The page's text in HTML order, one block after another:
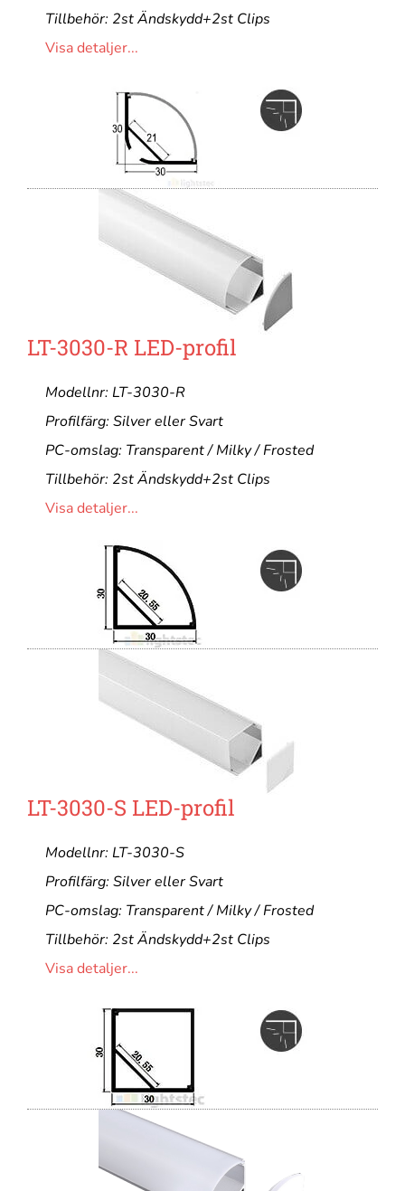
Tillbehör: 2st Ändskydd+2st Clips
Visa detaljer...
LT-3030-R LED-profil
Modellnr: LT-3030-R
Profilfärg: Silver eller Svart
PC-omslag: Transparent / Milky / Frosted
Tillbehör: 2st Ändskydd+2st Clips
Visa detaljer...
LT-3030-S LED-profil
Modellnr: LT-3030-S
Profilfärg: Silver eller Svart
PC-omslag: Transparent / Milky / Frosted
Tillbehör: 2st Ändskydd+2st Clips
Visa detaljer...